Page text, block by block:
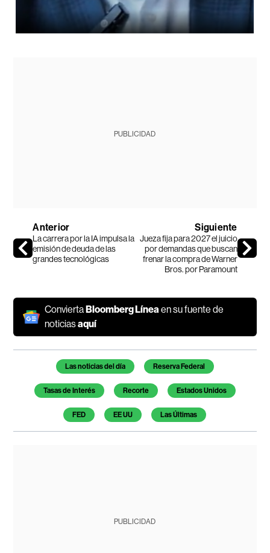
PUBLICIDAD
Anterior
La carrera por la IA impulsa la
emisión de deuda de las
grandes tecnológicas
Siguiente
Jueza fija para 2027 el juicio
por demandas que buscan
frenar la compra de Warner
Bros. por Paramount
ConviertaBloomberg Líneaen su fuente de
noticiasaquí
Temas de este artículo
Las noticias del día Reserva Federal
Tasas de Interés Recorte Estados Unidos
FED EE UU Las Últimas
PUBLICIDAD